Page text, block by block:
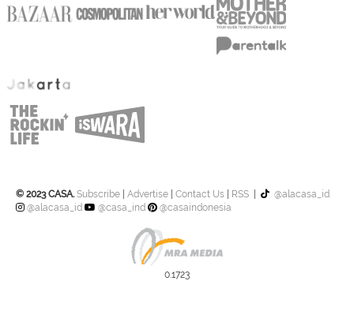
© 2023 CASA.Subscribe Advertise Contact Us RSS
@alacasa_id
@alacasa_id
@casa_ind @casaindonesia
0.1723